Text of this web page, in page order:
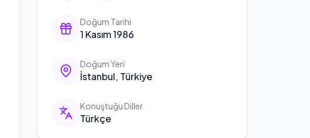
Doğum Tarihi
1 Kasım 1986
Doğum Yeri
İstanbul, Türkiye
Konuştuğu Diller
Türkçe